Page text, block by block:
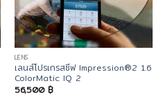
LENS
เลนส์โปรเกรสซีฟ Impression®2 1.6
ColorMatic IQ 2
56,500 ฿